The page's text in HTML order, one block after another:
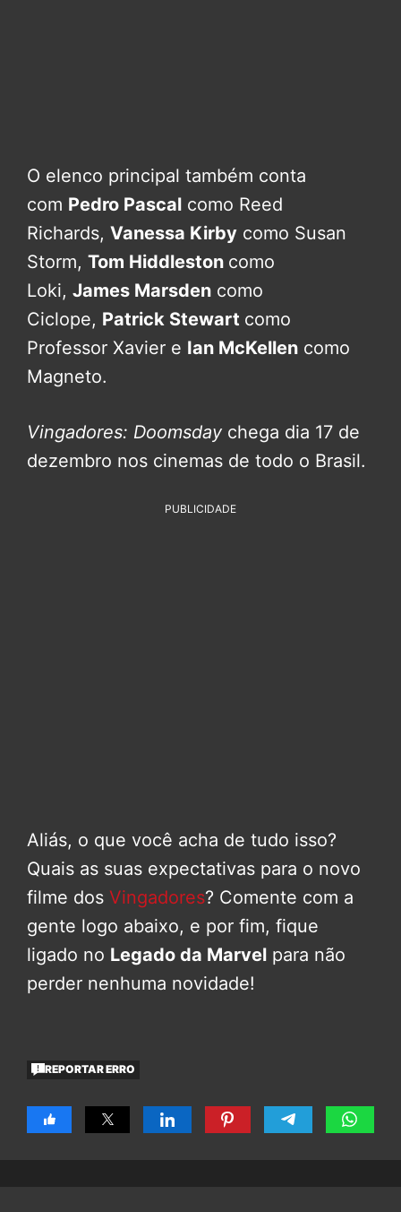
O elenco principal também conta
com Pedro Pascal como Reed
Richards, Vanessa Kirby como Susan
Storm, Tom Hiddleston como
Loki, James Marsden como
Ciclope, Patrick Stewart como
Professor Xavier e Ian McKellen como
Magneto.
Vingadores: Doomsday chega dia 17 de
dezembro nos cinemas de todo o Brasil.
PUBLICIDADE
Aliás, o que você acha de tudo isso?
Quais as suas expectativas para o novo
filme dos Vingadores? Comente com a
gente logo abaixo, e por fim, fique
ligado no Legado da Marvel para não
perder nenhuma novidade!
REPORTAR ERRO